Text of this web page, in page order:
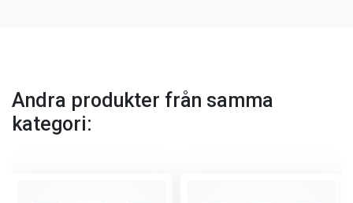
Andra produkter från samma
kategori: